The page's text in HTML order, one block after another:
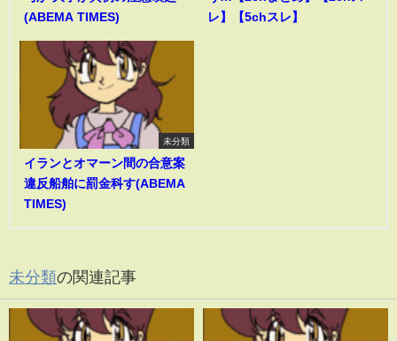
(ABEMA TIMES)
レ】【5chスレ】
未分類
イランとオマーン間の合意案
違反船舶に罰金科す(ABEMA
TIMES)
未分類の関連記事